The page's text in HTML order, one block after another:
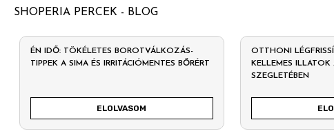
SHOPERIA PERCEK - BLOG
ÉN IDŐ: TÖKÉLETES BOROTVÁLKOZÁS-
TIPPEK A SIMA ÉS IRRITÁCIÓMENTES BŐRÉRT
ELOLVASOM
OTTHONI
KELLEMES
SZEGLETÉBEN